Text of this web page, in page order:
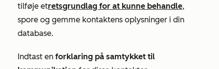
tilføje etretsgrundlag for at kunne behandle,
spore og gemme kontaktens oplysninger i din
database.
Indtast en forklaring på samtykket til